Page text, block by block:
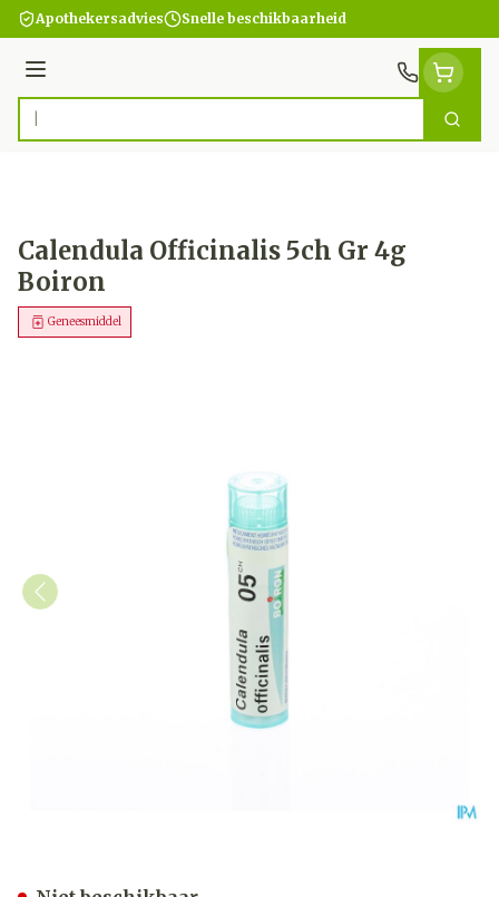
Ga naar de inhoud
Apothekersadvies Snelle beschikbaarheid
Menu
Product, merk, categorie... Zoek
Calendula Officinalis 5ch Gr 4g
Boiron
Geneesmiddel